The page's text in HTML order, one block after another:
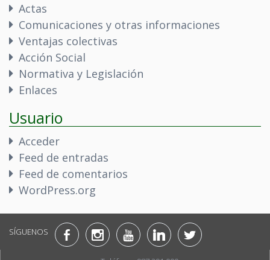
Actas
Comunicaciones y otras informaciones
Ventajas colectivas
Acción Social
Normativa y Legislación
Enlaces
Usuario
Acceder
Feed de entradas
Feed de comentarios
WordPress.org
SÍGUENOS